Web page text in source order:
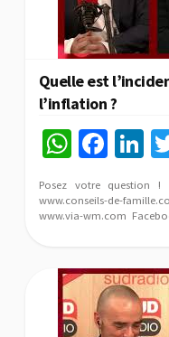
Quelle est
l’inflation ?
W
at
sA
p
p
Fa
ce
b
o
o
k
Li
n
ke
dI
n
Posez votre question !
www.conseils-de-
www.via-wm.com